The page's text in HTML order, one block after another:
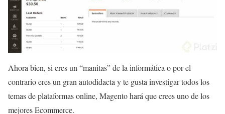
Ahora bien, si eres un “manitas” de la informática o por el
contrario eres un gran autodidacta y te gusta investigar todos los
temas de plataformas online, Magento hará que crees uno de los
mejores Ecommerce.